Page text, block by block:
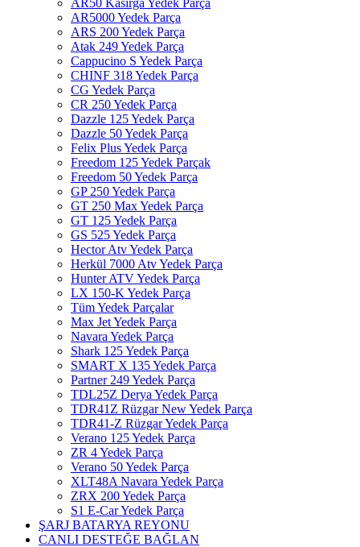
AR5000 Yedek Parça
ARS 200 Yedek Parça
Atak 249 Yedek Parça
Cappucino S Yedek Parça
CHINF 318 Yedek Parça
CG Yedek Parça
CR 250 Yedek Parça
Dazzle 125 Yedek Parça
Dazzle 50 Yedek Parça
Felix Plus Yedek Parça
Freedom 125 Yedek Parçak
Freedom 50 Yedek Parça
GP 250 Yedek Parça
GT 250 Max Yedek Parça
GT 125 Yedek Parça
GS 525 Yedek Parça
Hector Atv Yedek Parça
Herkül 7000 Atv Yedek Parça
Hunter ATV Yedek Parça
LX 150-K Yedek Parça
Tüm Yedek Parçalar
Max Jet Yedek Parça
Navara Yedek Parça
Shark 125 Yedek Parça
SMART X 135 Yedek Parça
Partner 249 Yedek Parça
TDL25Z Derya Yedek Parça
TDR41Z Rüzgar New Yedek Parça
TDR41-Z Rüzgar Yedek Parça
Verano 125 Yedek Parça
ZR 4 Yedek Parça
Verano 50 Yedek Parça
XLT48A Navara Yedek Parça
ZRX 200 Yedek Parça
S1 E-Car Yedek Parça
ŞARJ BATARYA REYONU
CANLI DESTEĞE BAĞLAN